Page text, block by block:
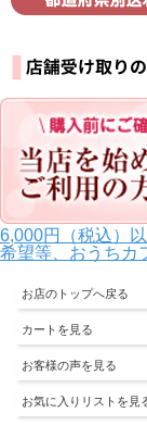
6,000円（税込）
希望等、おうちカ
お店のトップへ戻る
カートを見る
お客様の声を見る
お気に入りリストを見